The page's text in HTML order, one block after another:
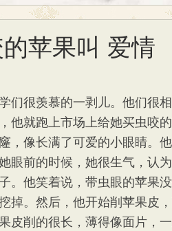
苹果叫 爱情
们很羡慕的一剥儿。他们很
他就跑上市场上给她买虫咬
，像长满了可爱的小眼睛。
眼前的时候，她很生气，认
。他笑着说，带虫眼的苹果
掉。然后，他开始削苹果皮
皮削的很长，薄得像面片，